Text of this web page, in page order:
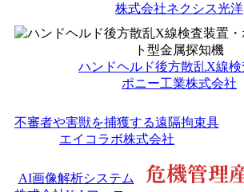
株式会社ネクシス光洋
ハンドヘルド後方散乱X線検
ポニー工業株式会社
不審者や害獣を捕獲する遠隔拘束具
エイコラボ株式会社
AI画像解析システム
危機管理